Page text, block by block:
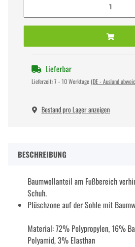
Lieferbar
Lieferzeit:7 - 10 Werktage (DE - Ausland
Bestand pro Lager anzeigen
BESCHREIBUNG
Baumwollanteil am Fußbereich
Schuh.
Plüschzone auf der Sohle mit
Material: 72% Polypropylen, 16%
Polyamid, 3% Elasthan